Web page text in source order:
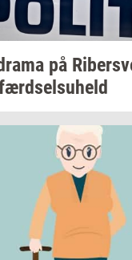
på